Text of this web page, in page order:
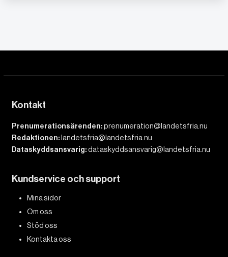
Kontakt
Prenumerationsärenden:prenumeration@landetsfria.nu
Redaktionen:landetsfria@landetsfria.nu
Dataskyddsansvarig:dataskyddsansvarig@landetsfria.nu
Kundservice och support
Mina sidor
Om oss
Stöd oss
Kontakta oss